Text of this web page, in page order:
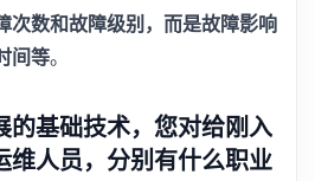
次数和故障级别，而是故障影响
间等。
的基础技术，您对给刚入
维人员，分别有什么职业